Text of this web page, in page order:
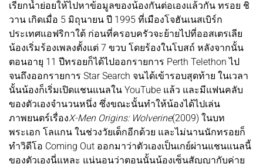
เรียกน้ำย่อยให้ไปหาข้อมูลของน้องกันต่อเองแล้วกัน ทรอย ชิ
วาน เกิดเมื่อ 5 มิถุนายน ปี 1995 ที่เมืองโจฮันเนสเบิร์ก
ประเทศแอฟริกาใต้ ก่อนที่ครอบครัวจะย้ายไปที่ออสเตรเลีย
น้องเริ่มร้องเพลงตั้งแต่ 7 ขวบ โดยร้องในโบสถ์ หลังจากนั้น
ตอนอายุ 11 ปีทรอยก็ได้ไปออกรายการ Perth Telethon ไป
จนถึงออกรายการ Star Search จนได้เข้ารอบสุดท้าย ในเวลา
นั้นน้องก็เริ่มเปิดแชนแนลใน YouTube แล้ว และมีแฟนคลับ
ของตัวเองจำนวนหนึ่ง ซึ่งขณะนั้นทำให้น้องได้ไปเล่น
ภาพยนตร์เรื่องX-Men Origins: Wolverine(2009) ในบท
พระเอก โลแกน ในช่วงวัยเด็กอีกด้วย และไม่นานนักทรอยก็
ทำวิดีโอ Coming Out ออกมาว่าตัวเองเป็นเกย์ผ่านแชนแนลนี้
ของตัวเองนี่แหละ แน่นอนว่าตอนนั้นน้องเซ็นสัญญากับค่าย